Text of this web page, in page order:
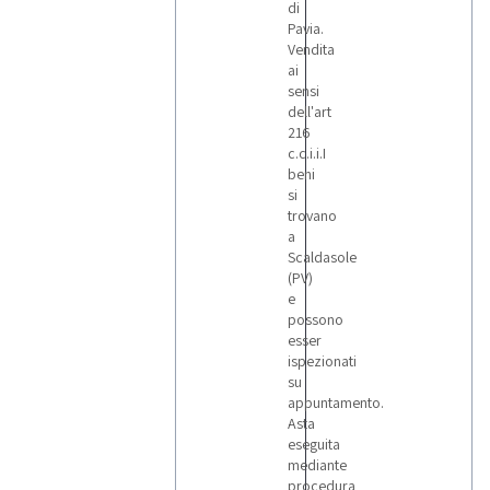
di
Pavia.
Vendita
ai
sensi
dell'art
216
c.c.i.i.I
beni
si
trovano
a
Scaldasole
(PV)
e
possono
esser
ispezionati
su
appuntamento.
Asta
eseguita
mediante
procedura